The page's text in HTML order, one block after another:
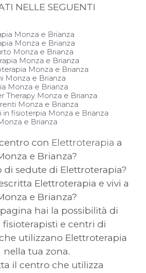
NELLE SEGUENTI
Monza e Brianza
Monza e Brianza
Monza e Brianza
Monza e Brianza
Monza e Brianza
Monza e Brianza
Monza e Brianza
Therapy Monza e Brianza
Monza e Brianza
in fisioterpia Monza e Brianza
e Brianza
con Elettroterapia a
e Brianza?
di sedute di Elettroterapia?
Elettroterapia e vivi a
e Brianza?
hai la possibilità di
fisioterapisti e centri di
utilizzano Elettroterapia
nella tua zona.
il centro che utilizza